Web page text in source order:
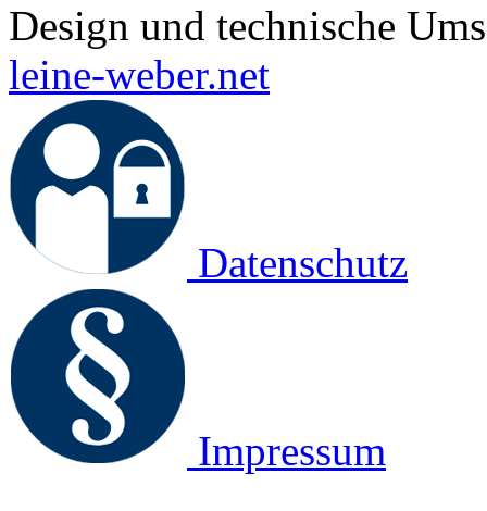
Design und technische
leine-weber.net
Datenschutz
Impressum